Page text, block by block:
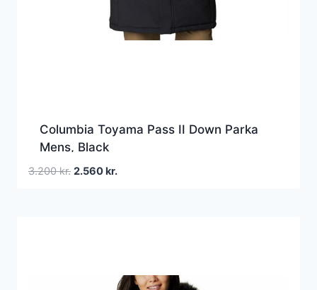
Columbia Toyama Pass II Down Parka
Mens, Black
3.200kr. Den
2.560 kr.Den